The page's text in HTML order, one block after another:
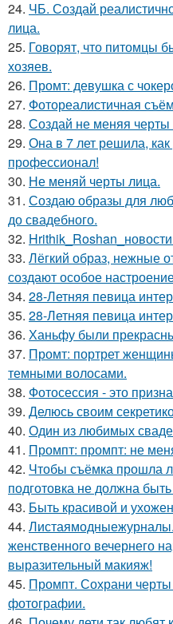
24. ЧБ. Создай
лица.
25. Говорят, что питомцы
хозяев.
26. Промт: девушка с
27. Фотореалистичная
28. Создай не меняя черты
29. Она в 7 лет решила,
профессионал!
30. Не меняй черты лица.
31. Создаю образы для
до свадебного.
32.
33. Лёгкий образ, нежные
создают особое
34. 28-Летняя певица
35. 28-Летняя певица
36. Ханьфу были
37. Промт: портрет
темными волосами.
38. Фотосессия - это
39. Делюсь своим
40. Один из любимых
41. Промпт: промпт: не
42. Чтобы съёмка прошла
подготовка не должна
43. Быть красивой и
44.
женственного вечернего
выразительный макияж!
45. Промпт. Сохрани черты
фотографии.